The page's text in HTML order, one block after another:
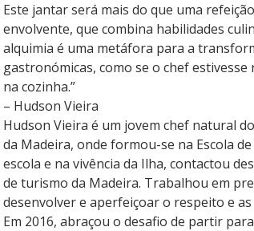
Este jantar será mais do que uma
envolvente, que combina habilidades
alquimia é uma metáfora para a
gastronómicas, como se o chef
na cozinha.”
– Hudson Vieira
Hudson Vieira é um jovem chef natural
da Madeira, onde formou-se na Escola
escola e na vivência da Ilha, contactou
de turismo da Madeira. Trabalhou em
desenvolver e aperfeiçoar o respeito e
Em 2016, abraçou o desafio de partir